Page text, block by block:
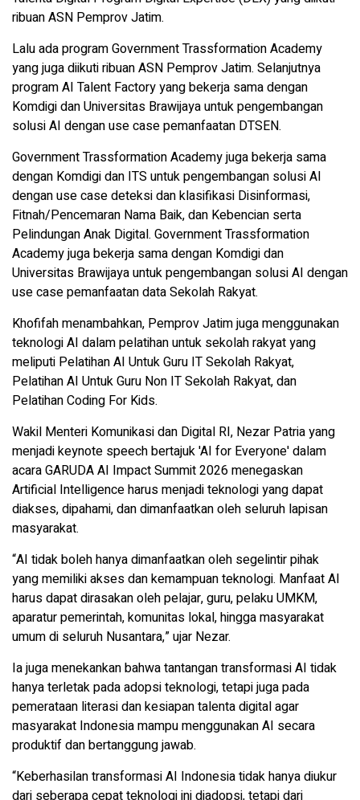
ribuan ASN Pemprov Jatim.
Lalu ada program Government Trassformation Academy
yang juga diikuti ribuan ASN Pemprov Jatim. Selanjutnya
program AI Talent Factory yang bekerja sama dengan
Komdigi dan Universitas Brawijaya untuk pengembangan
solusi AI dengan use case pemanfaatan DTSEN.
Government Trassformation Academy juga bekerja sama
dengan Komdigi dan ITS untuk pengembangan solusi AI
dengan use case deteksi dan klasifikasi Disinformasi,
Fitnah/Pencemaran Nama Baik, dan Kebencian serta
Pelindungan Anak Digital. Government Trassformation
Academy juga bekerja sama dengan Komdigi dan
Universitas Brawijaya untuk pengembangan solusi AI dengan
use case pemanfaatan data Sekolah Rakyat.
Khofifah menambahkan, Pemprov Jatim juga menggunakan
teknologi AI dalam pelatihan untuk sekolah rakyat yang
meliputi Pelatihan AI Untuk Guru IT Sekolah Rakyat,
Pelatihan AI Untuk Guru Non IT Sekolah Rakyat, dan
Pelatihan Coding For Kids.
Wakil Menteri Komunikasi dan Digital RI, Nezar Patria yang
menjadi keynote speech bertajuk 'AI for Everyone' dalam
acara GARUDA AI Impact Summit 2026 menegaskan
Artificial Intelligence harus menjadi teknologi yang dapat
diakses, dipahami, dan dimanfaatkan oleh seluruh lapisan
masyarakat.
“AI tidak boleh hanya dimanfaatkan oleh segelintir pihak
yang memiliki akses dan kemampuan teknologi. Manfaat AI
harus dapat dirasakan oleh pelajar, guru, pelaku UMKM,
aparatur pemerintah, komunitas lokal, hingga masyarakat
umum di seluruh Nusantara,” ujar Nezar.
Ia juga menekankan bahwa tantangan transformasi AI tidak
hanya terletak pada adopsi teknologi, tetapi juga pada
pemerataan literasi dan kesiapan talenta digital agar
masyarakat Indonesia mampu menggunakan AI secara
produktif dan bertanggung jawab.
“Keberhasilan transformasi AI Indonesia tidak hanya diukur